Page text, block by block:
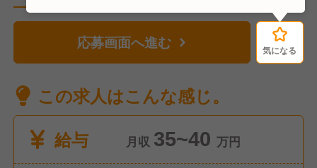
応募画面へ進む 気になる
この求人はこんな感じ。
給与
月収 35~40 万円
気になる